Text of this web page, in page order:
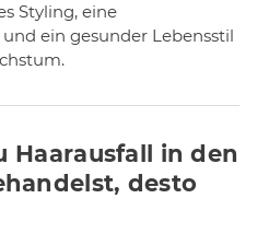
Styling, eine
und ein gesunder Lebensstil
Haarausfall in den
desto